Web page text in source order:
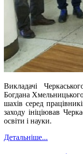
Викладачі
Богдана
шахів серед
заходу ініціював
освіти і науки.
Детальніше...